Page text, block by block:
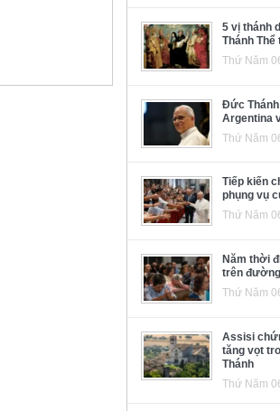
5 vị thánh
Thánh Thể
Thứ Năm
Đức Thánh
Argentina
Thứ Năm
Tiếp kiến
phụng vụ
Thứ Năm
Năm thời
trên đường
Thứ Năm
Assisi
tăng vọt
Thánh
Thứ Năm